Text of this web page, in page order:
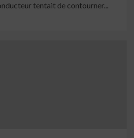
tentait de contourner...